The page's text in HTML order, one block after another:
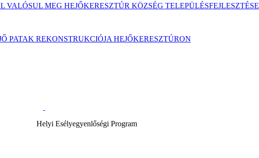
VALÓSUL MEG HEJŐKERESZTÚR KÖZSÉG TELEPÜLÉSFEJLESZTÉSE
PATAK REKONSTRUKCIÓJA HEJŐKERESZTÚRON
Helyi Esélyegyenlőségi Program